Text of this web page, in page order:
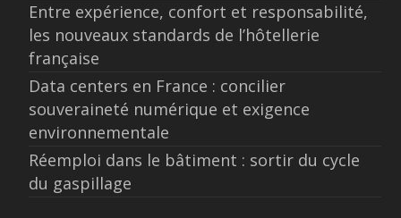
Entre expérience, confort et responsabilité,
les nouveaux standards de l’hôtellerie
française
Data centers en France : concilier
souveraineté numérique et exigence
environnementale
Réemploi dans le bâtiment : sortir du cycle
du gaspillage